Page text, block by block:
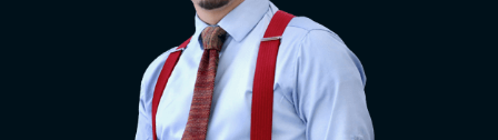
Taounate 95.6
Tiznit 103.1
SkhourRhamna 92.2
Taroudant 104.9
Guelmim 91.9
Tan-Tan 95.2